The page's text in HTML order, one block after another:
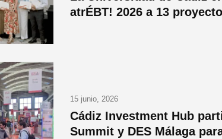
atrÉBT! 2026 a 13
15 junio, 2026
Cádiz Investment Hub
Summit y DES Málaga